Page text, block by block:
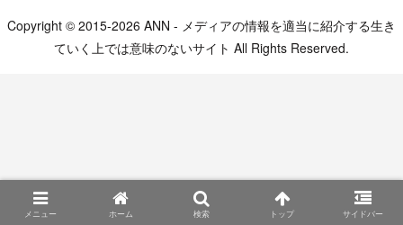
Copyright © 2015-2026 ANN - メディアの情報を適当に紹介する生き
ていく上では意味のないサイト All Rights Reserved.
メニュー ホーム 検索 トップ サイドバー